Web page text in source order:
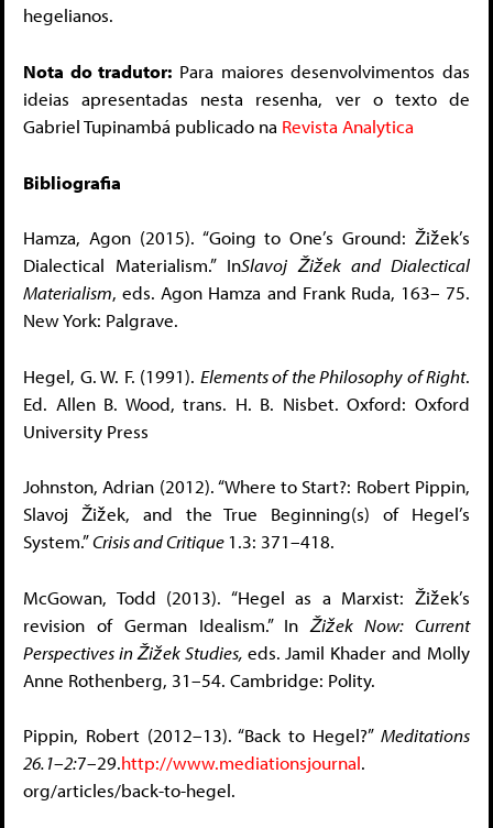
hegelianos.
Nota do tradutor: Para maiores desenvolvimentos das
ideias apresentadas nesta resenha, ver o texto de
Gabriel Tupinambá publicado na Revista Analytica
Bibliografia
Hamza, Agon (2015). “Going to One’s Ground: Žižek’s
Dialectical Materialism.” InSlavoj Žižek and Dialectical
Materialism, eds. Agon Hamza and Frank Ruda, 163– 75.
New York: Palgrave.
Hegel, G. W. F. (1991). Elements of the Philosophy of Right.
Ed. Allen B. Wood, trans. H. B. Nisbet. Oxford: Oxford
University Press
Johnston, Adrian (2012). “Where to Start?: Robert Pippin,
Slavoj Žižek, and the True Beginning(s) of Hegel’s
System.”Crisis and Critique 1.3: 371–418.
McGowan, Todd (2013). “Hegel as a Marxist: Žižek’s
revision of German Idealism.” InŽižek Now: Current
Perspectives in Žižek Studies, eds. Jamil Khader and Molly
Anne Rothenberg, 31–54. Cambridge: Polity.
Pippin, Robert (2012–13). “Back to Hegel?” Meditations
26.1–2:7–29.http://www.mediationsjournal.
org/articles/back-to-hegel.